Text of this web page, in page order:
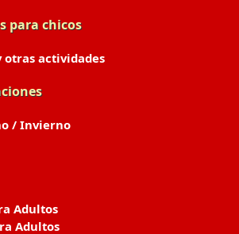
para chicos
otras actividades
/ Invierno
Adultos
Adultos